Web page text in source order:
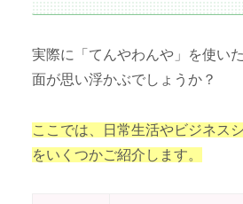
実際に「てんやわんや」を使い
面が思い浮かぶでしょうか？
ここでは、日常生活やビジネス
をいくつかご紹介します。